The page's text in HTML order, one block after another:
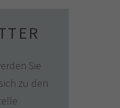
Sie
zu den